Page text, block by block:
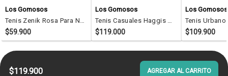
Los Gomosos
Tenis Zenik Rosa Para Niña Los Gomosos
$59.900
Los Gomosos
Tenis Casuales Haggis Blanco-Fucsia Los Gomosos Para Niña
$119.000
Los Gomosos
$109.900
$119.900 AGREGAR AL CARRITO